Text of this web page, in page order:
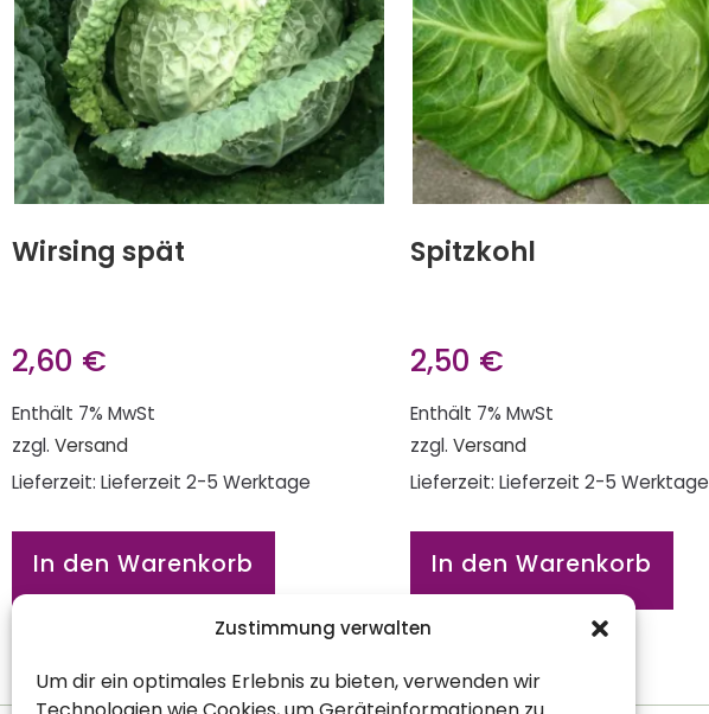
Zustimmung verwalten
Um dir ein optimales Erlebnis zu bieten, verwenden wir
Wirsing spät
2,60 €
Enthält 7% MwSt
zzgl. Versand
Lieferzeit: Lieferzeit 2-5 Werktage
In den Warenkorb
Spitzkohl
2,50 €
Enthält 7% MwSt
zzgl. Versand
Lieferzeit: Lieferzeit 2-5 Werktage
In den Warenkorb